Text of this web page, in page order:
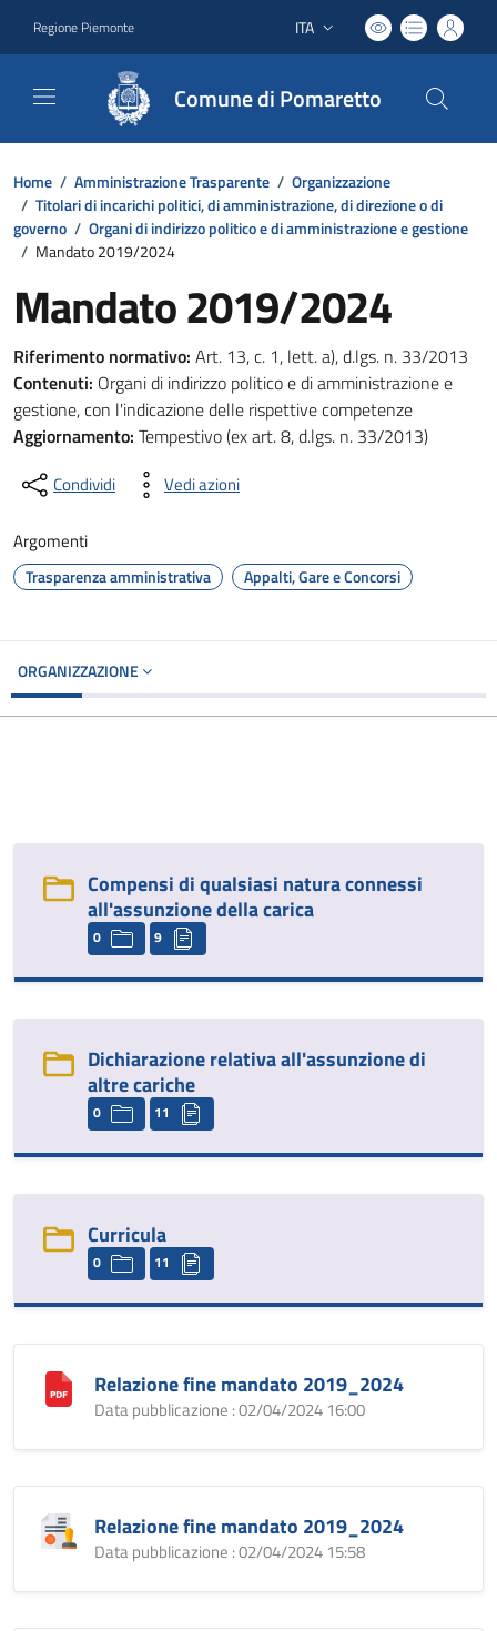
Regione Piemonte Lingua attiva:
ITA
Comune di Pomaretto
Home / Amministrazione Trasparente / Organizzazione
/ Titolari di incarichi politici, di amministrazione, di direzione o di
governo / Organi di indirizzo politico e di amministrazione e gestione
/ Mandato 2019/2024
Mandato 2019/2024
Riferimento normativo: Art. 13, c. 1, lett. a), d.lgs. n. 33/2013
Contenuti: Organi di indirizzo politico e di amministrazione e
gestione, con l'indicazione delle rispettive competenze
Aggiornamento: Tempestivo (ex art. 8, d.lgs. n. 33/2013)
Condividi Vedi azioni
Argomenti
Trasparenza amministrativa Appalti, Gare e Concorsi
ORGANIZZAZIONE
Compensi di qualsiasi natura connessi
all'assunzione della carica
0 9
Dichiarazione relativa all'assunzione di
altre cariche
0 11
Curricula
0 11
Relazione fine mandato 2019_2024
Data pubblicazione : 02/04/2024 16:00
Relazione fine mandato 2019_2024
Data pubblicazione : 02/04/2024 15:58